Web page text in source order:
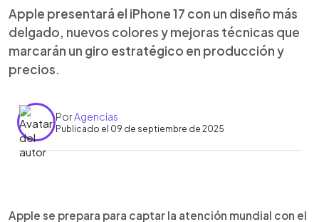
Apple presentará el iPhone 17 con un diseño más
delgado, nuevos colores y mejoras técnicas que
marcarán un giro estratégico en producción y
precios.
PorAgencias
Publicado el 09 de septiembre de 2025
Escuchar artículo
Apple se prepara para lanzar el iPhone 17 en su
Apple se prepara para captar la atención mundial con el